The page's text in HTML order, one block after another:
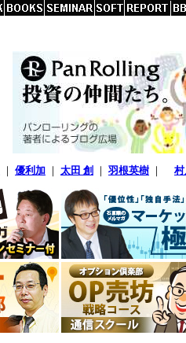
｜ 優利加 ｜ 太田 創 ｜ 羽根英樹 ｜